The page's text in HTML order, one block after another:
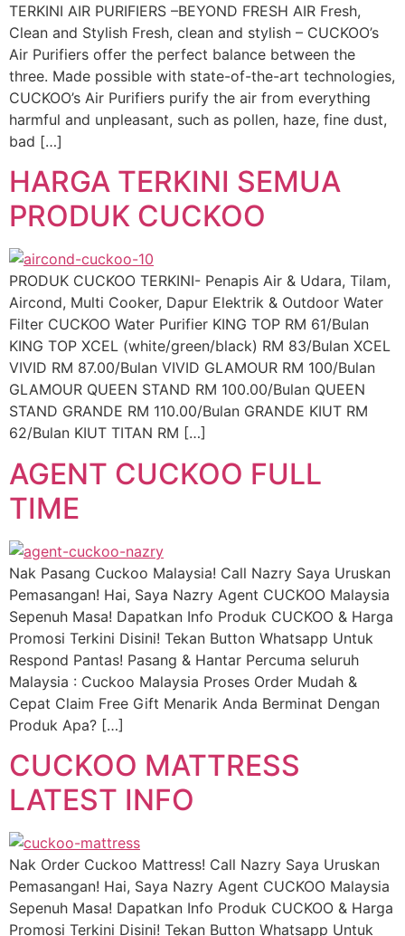
TERKINI AIR PURIFIERS –BEYOND FRESH AIR Fresh,
Clean and Stylish Fresh, clean and stylish – CUCKOO’s
Air Purifiers offer the perfect balance between the
three. Made possible with state-of-the-art technologies,
CUCKOO’s Air Purifiers purify the air from everything
harmful and unpleasant, such as pollen, haze, fine dust,
bad […]
HARGA TERKINI SEMUA
PRODUK CUCKOO
PRODUK CUCKOO TERKINI- Penapis Air & Udara, Tilam,
Aircond, Multi Cooker, Dapur Elektrik & Outdoor Water
Filter CUCKOO Water Purifier KING TOP RM 61/Bulan
KING TOP XCEL (white/green/black) RM 83/Bulan XCEL
VIVID RM 87.00/Bulan VIVID GLAMOUR RM 100/Bulan
GLAMOUR QUEEN STAND RM 100.00/Bulan QUEEN
STAND GRANDE RM 110.00/Bulan GRANDE KIUT RM
62/Bulan KIUT TITAN RM […]
AGENT CUCKOO FULL
TIME
Nak Pasang Cuckoo Malaysia! Call Nazry Saya Uruskan
Pemasangan! Hai, Saya Nazry Agent CUCKOO Malaysia
Sepenuh Masa! Dapatkan Info Produk CUCKOO & Harga
Promosi Terkini Disini! Tekan Button Whatsapp Untuk
Respond Pantas! Pasang & Hantar Percuma seluruh
Malaysia : Cuckoo Malaysia Proses Order Mudah &
Cepat Claim Free Gift Menarik Anda Berminat Dengan
Produk Apa? […]
CUCKOO MATTRESS
LATEST INFO
Nak Order Cuckoo Mattress! Call Nazry Saya Uruskan
Pemasangan! Hai, Saya Nazry Agent CUCKOO Malaysia
Sepenuh Masa! Dapatkan Info Produk CUCKOO & Harga
Promosi Terkini Disini! Tekan Button Whatsapp Untuk